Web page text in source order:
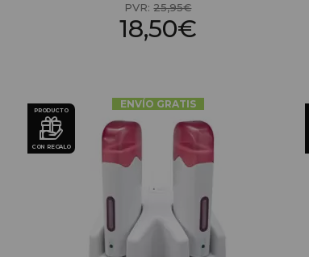
PVR:25,95€
18,50€
PRODUCTO
CON REGALO
ENVÍO GRATIS